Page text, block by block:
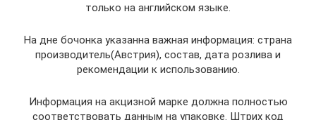
только на английском языке.
На дне бочонка указанна важная информация: страна
производитель(Австрия), состав, дата розлива и
рекомендации к использованию.
Информация на акцизной марке должна полностью
соответствовать данным на упаковке. Штрих код